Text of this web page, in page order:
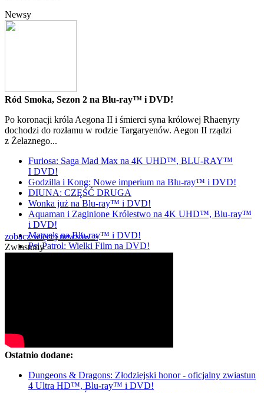
Newsy
Ród Smoka, Sezon 2 na Blu-ray™ i DVD!
Po koronacji króla Aegona II i śmierci syna królowej Rhaenyry
dochodzi do rozłamu w rodzie Targaryenów. Aegon II rządzi
z Żelaznego...
Furiosa: Saga Mad Max na 4K UHD™, BLU-RAY™
I DVD!
Godzilla i Kong: Nowe imperium na Blu-ray™ i DVD!
DIUNA: CZĘŚĆ DRUGA
Wonka już na Blu-ray™ i DVD!
Aquaman i Zaginione Królestwo na 4K UHD™, Blu-ray™
i DVD!
Marvels na Blu-ray™ i DVD!
Psi Patrol: Wielki Film na DVD!
zobacz więcej newsów »
Zwiastuny
Ostatnio dodane:
Dungeons & Dragons: Złodziejski honor - oficjalny zwiastun
4 Ultra HD™, Blu-ray™ i DVD!